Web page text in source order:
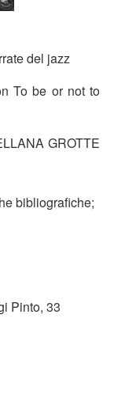
del jazz
To be or not to
GROTTE
bibliografiche;
Pinto, 33